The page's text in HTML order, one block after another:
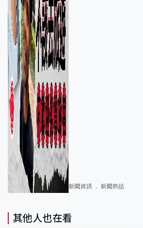
新聞資訊 新聞熱話
其他人也在看